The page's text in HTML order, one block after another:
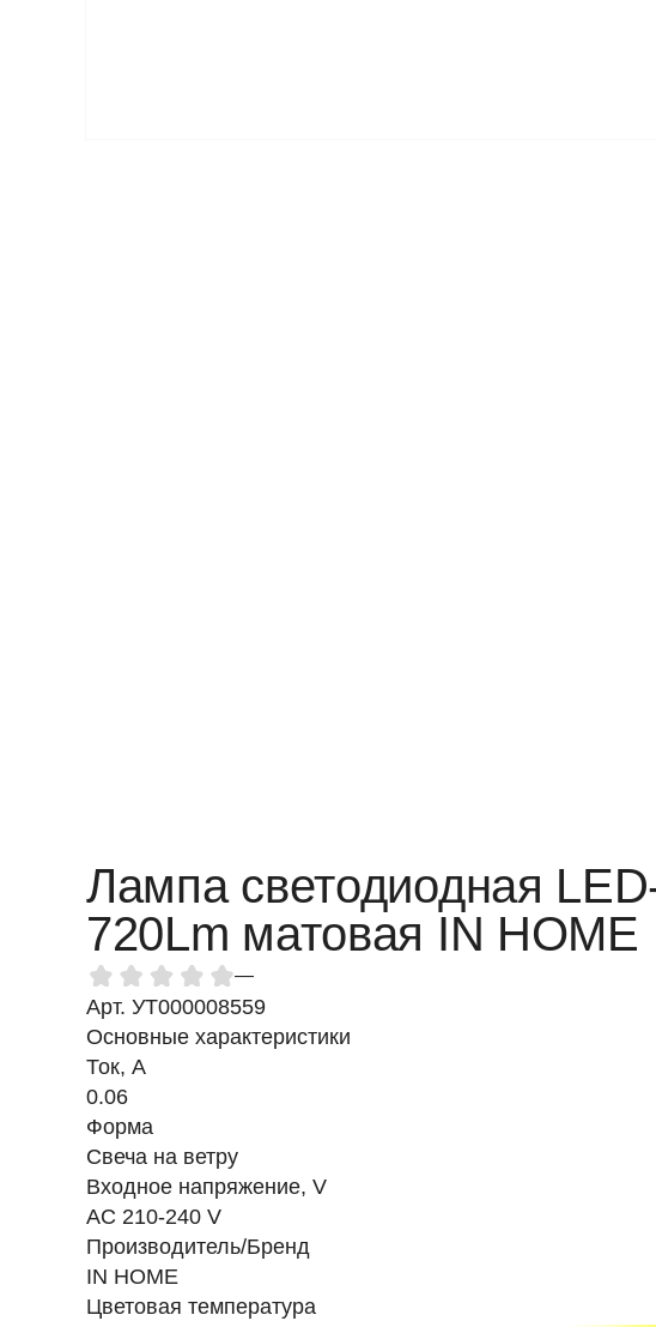
Лампа светодиодная
720Lm матовая IN HOME
—
Арт. УТ000008559
Основные характеристики
Ток, A
0.06
Форма
Свеча на ветру
Входное напряжение, V
AC 210-240 V
Производитель/Бренд
IN HOME
Цветовая температура